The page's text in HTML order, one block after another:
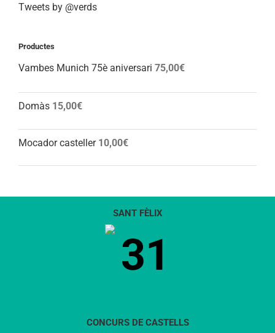
Tweets by @verds
Productes
Vambes Munich 75è aniversari 75,00€
Domàs 15,00€
Mocador casteller 10,00€
SANT FÈLIX
31
CONCURS DE CASTELLS